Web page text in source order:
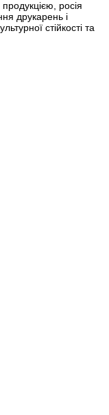
росія
друкарень і
стійкості та